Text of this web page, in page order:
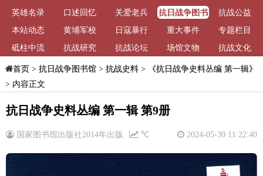
英雄名录
口述回忆 关爱老兵
抗日战争图书
馆
抗战公益
本站动态
黄埔军校 日寇暴行 重大事件
专题栏目
砥柱中流
抗战研究 抗战论坛 场馆文物 抗战文化
首页> 抗日战争图书馆> 抗战史料>
《抗日战争史料丛编 第一辑》
> 内容正文
抗日战争史料丛编 第一辑 第9册
国家图书馆出版社2014年出版 2024-05-30 11:22:40
℃